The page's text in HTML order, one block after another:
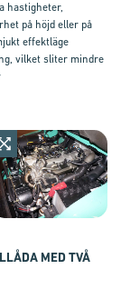
hastigheter,
på höjd eller på
effektläge
vilket sliter mindre
MED TVÅ